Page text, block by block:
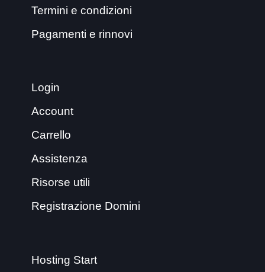
Termini e condizioni
Pagamenti e rinnovi
Login
Account
Carrello
Assistenza
Risorse utili
Registrazione Domini
Hosting Start